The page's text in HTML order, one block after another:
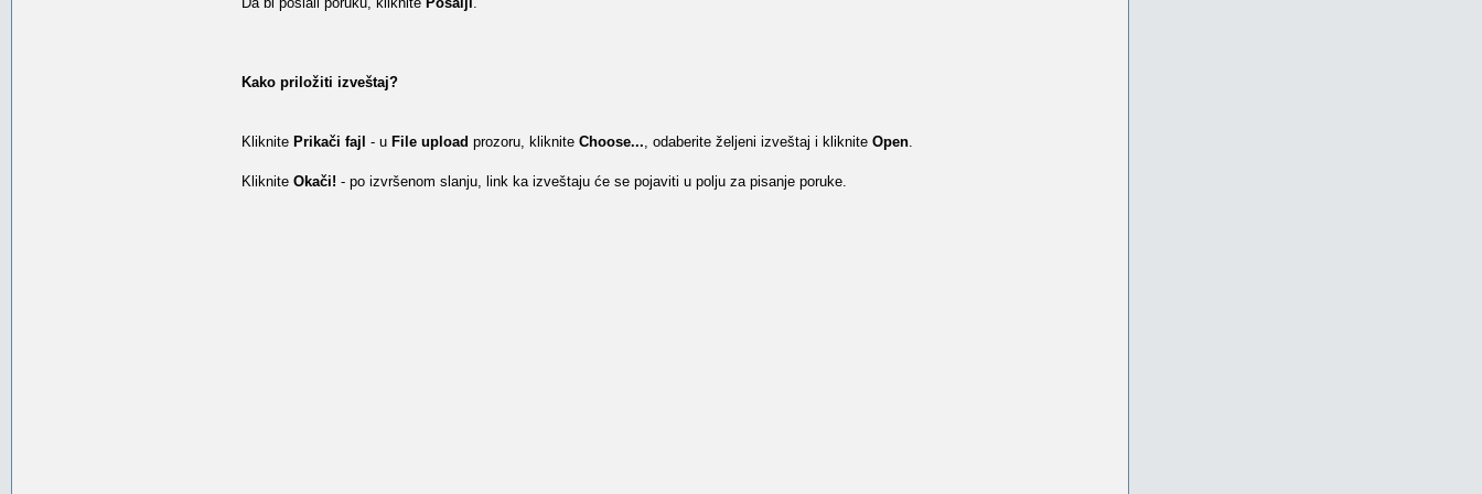
Kako priložiti izveštaj?
Kliknite Prikači fajl - u File upload prozoru, kliknite Choose..., odaberite željeni izveštaj i kliknite Open.
Kliknite Okači! - po izvršenom slanju, link ka izveštaju će se pojaviti u polju za pisanje poruke.